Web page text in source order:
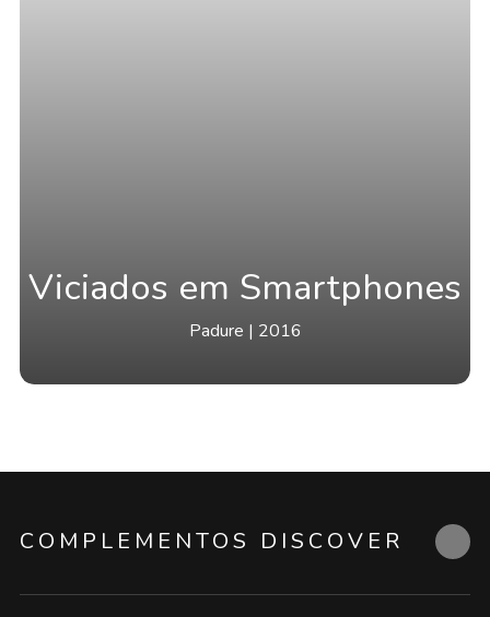
Viciados em Smartphones
Padure | 2016
COMPLEMENTOS DISCOVER